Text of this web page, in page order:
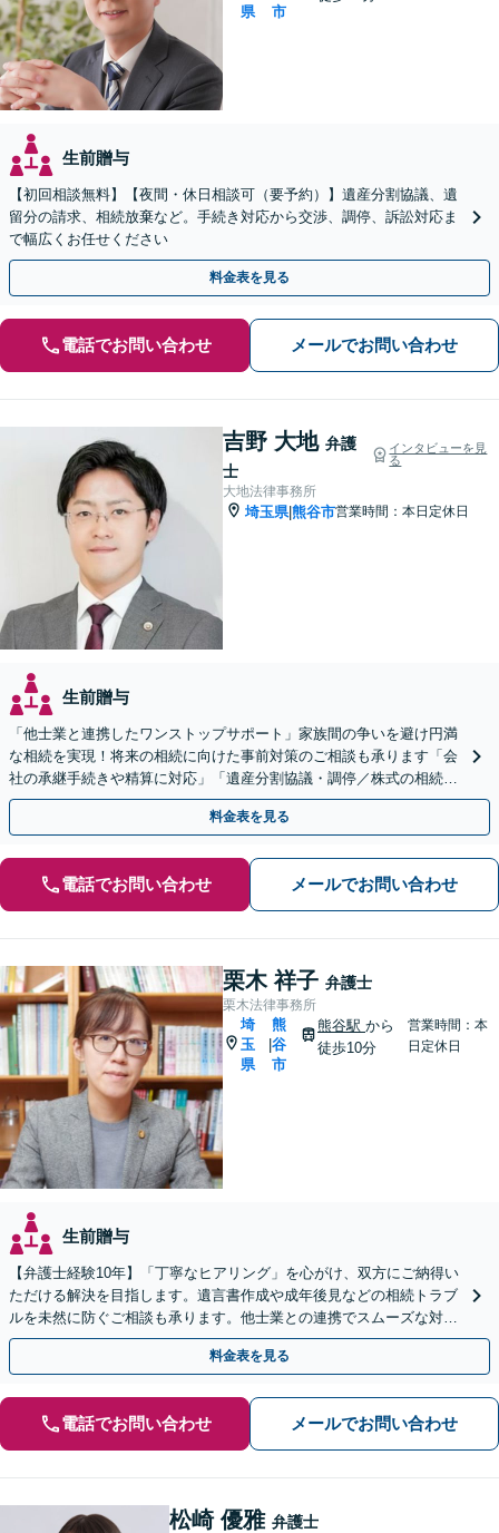
県 市
生前贈与
【初回相談無料】【夜間・休日相談可（要予約）】遺産分割協議、遺
留分の請求、相続放棄など。手続き対応から交渉、調停、訴訟対応ま
で幅広くお任せください
料金表を見る
電話でお問い合わせ メールでお問い合わせ
吉野 大地 弁護
士
インタビューを見
る
大地法律事務所
埼玉県|熊谷市営業時間：本日定休日
生前贈与
「他士業と連携したワンストップサポート」家族間の争いを避け円満
な相続を実現！将来の相続に向けた事前対策のご相談も承ります「会
社の承継手続きや精算に対応」「遺産分割協議・調停／株式の相続／
使い込み／成年後見／遺言書作成など」
料金表を見る
電話でお問い合わせ メールでお問い合わせ
栗木 祥子 弁護士
栗木法律事務所
埼
玉
県
熊
谷
市
熊谷駅 から
徒歩10分
営業時間：本
日定休日
生前贈与
【弁護士経験10年】「丁寧なヒアリング」を心がけ、双方にご納得い
ただける解決を目指します。遺言書作成や成年後見などの相続トラブ
ルを未然に防ぐご相談も承ります。他士業との連携でスムーズな対処
が可能です
料金表を見る
電話でお問い合わせ メールでお問い合わせ
松崎 優雅 弁護士